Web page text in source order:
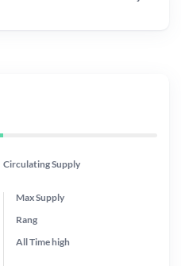
Circulating Supply
Max Supply
Rang
All Timehigh